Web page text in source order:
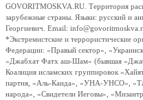
GOVORITMOSKVA.RU. Территория
зарубежные страны. Языки: русский и
Георгиевич. Email:
*Экстремистские и террористические
Федерации: «Правый сектор»,
«Джабхат Фатх аш-Шам» (бывшая
Коалиция исламских группировок
партия, «Аль-Каида», «УНА-УНСО»,
народа», «Свидетели Иеговы»,